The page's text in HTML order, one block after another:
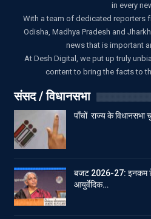
in every
With a team of dedicated reporters
Odisha, Madhya Pradesh and
news that is important
At Desh Digital, we put up truly
content to bring the facts to
संसद / विधानसभा
पाँचों राज्य के
बजट 2026-27: इनकम
आयुर्वेदिक…